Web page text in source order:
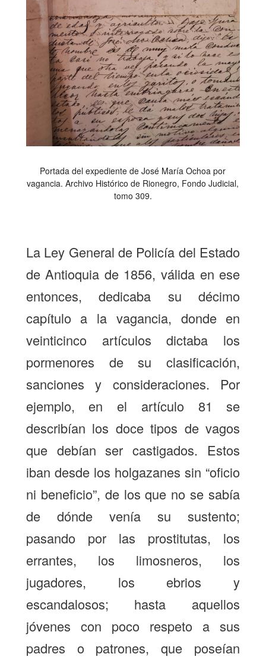
Portada del expediente de José María Ochoa por
vagancia. Archivo Histórico de Rionegro, Fondo Judicial,
tomo 309.
La Ley General de Policía del Estado
de Antioquia de 1856, válida en ese
entonces, dedicaba su décimo
capítulo a la vagancia, donde en
veinticinco artículos dictaba los
pormenores de su clasificación,
sanciones y consideraciones. Por
ejemplo, en el artículo 81 se
describían los doce tipos de vagos
que debían ser castigados. Estos
iban desde los holgazanes sin “oficio
ni beneficio”, de los que no se sabía
de dónde venía su sustento;
pasando por las prostitutas, los
errantes, los limosneros, los
jugadores, los ebrios y
escandalosos; hasta aquellos
jóvenes con poco respeto a sus
padres o patrones, que poseían